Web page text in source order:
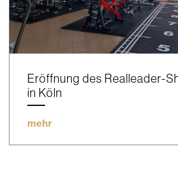
Eröffnung des Realleader-
in Köln
mehr